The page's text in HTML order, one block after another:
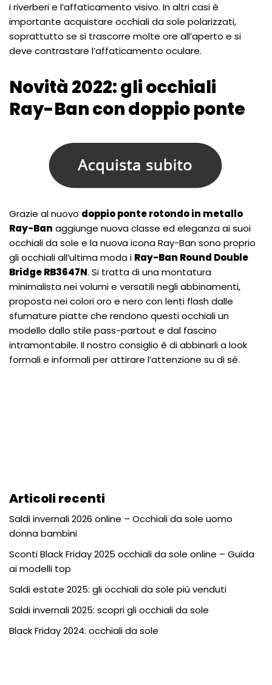
i riverberi e l’affaticamento visivo. In altri casi è
importante acquistare occhiali da sole polarizzati,
soprattutto se si trascorre molte ore all’aperto e si
deve contrastare l’affaticamento oculare.
Novità 2022: gli occhiali
Ray-Ban con doppio ponte
Grazie al nuovo doppio ponte rotondo in metallo
Ray-Ban aggiunge nuova classe ed eleganza ai suoi
occhiali da sole e la nuova icona Ray-Ban sono proprio
gli occhiali all’ultima moda i Ray-Ban Round Double
Bridge RB3647N. Si tratta di una montatura
minimalista nei volumi e versatili negli abbinamenti,
proposta nei colori oro e nero con lenti flash dalle
sfumature piatte che rendono questi occhiali un
modello dallo stile pass-partout e dal fascino
intramontabile. Il nostro consiglio è di abbinarli a look
formali e informali per attirare l’attenzione su di sé.
Articoli recenti
Saldi invernali 2026 online – Occhiali da sole uomo
donna bambini
Sconti Black Friday 2025 occhiali da sole online – Guida
ai modelli top
Saldi estate 2025: gli occhiali da sole più venduti
Saldi invernali 2025: scopri gli occhiali da sole
Black Friday 2024: occhiali da sole